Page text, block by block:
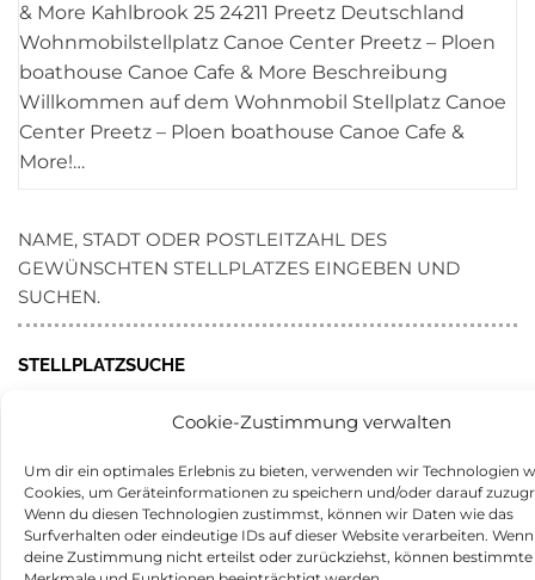
Cookie-Zustimmung verwalten
Um dir ein optimales Erlebnis zu bieten, verwenden wir Technologien
Cookies, um Geräteinformationen zu speichern und/oder darauf
Wenn du diesen Technologien zustimmst, können wir Daten wie das
Surfverhalten oder eindeutige IDs auf dieser Website verarbeiten.
deine Zustimmung nicht erteilst oder zurückziehst, können bestimmte
& More Kahlbrook 25 24211 Preetz Deutschland
Wohnmobilstellplatz Canoe Center Preetz – Ploen
boathouse Canoe Cafe & More Beschreibung
Willkommen auf dem Wohnmobil Stellplatz Canoe
Center Preetz – Ploen boathouse Canoe Cafe &
More!…
NAME, STADT ODER POSTLEITZAHL DES
GEWÜNSCHTEN STELLPLATZES EINGEBEN UND
SUCHEN.
STELLPLATZSUCHE
WOHNMOBILSTELLPLÄTZE
WOHNMOBILSTELLPLATZ ERFURT IN 99096 ERFURT
CASTLE & PARK OHRDRUF IN 99885 OHRDRUF